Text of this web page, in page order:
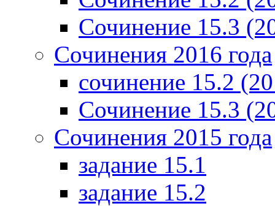
Сочинение 15.3
Сочинения 2016 года
сочинение 15.2
Сочинение 15.3
Сочинения 2015 года
задание 15.1
задание 15.2